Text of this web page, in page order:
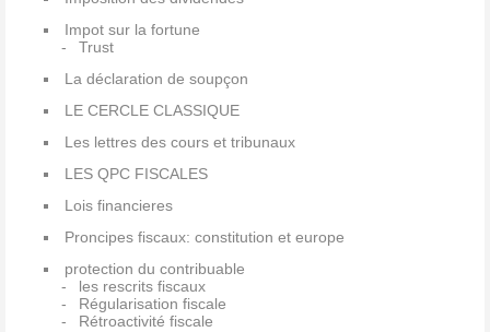
Impot sur la fortune
Trust
La déclaration de soupçon
LE CERCLE CLASSIQUE
Les lettres des cours et tribunaux
LES QPC FISCALES
Lois financieres
Proncipes fiscaux: constitution et europe
protection du contribuable
les rescrits fiscaux
Régularisation fiscale
Rétroactivité fiscale